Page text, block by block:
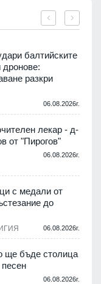
балтийските
дронове:
разкри
06.08.2026г.
лекар - д-
от "Пирогов"
06.08.2026г.
с медали от
до
06.08.2026г.
ще бъде столица
песен
06.08.2026г.